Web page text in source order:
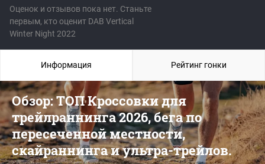
Оценок и отзывов пока нет. Станьте
первым, кто оценит DAB Vertical
Winter Night 2022
Обзор: ТОП Кроссовки для
трейлраннинга 2026, бега по
пересеченной местности,
скайраннинга и ультра-трейлов.
Информация Рейтинг гонки